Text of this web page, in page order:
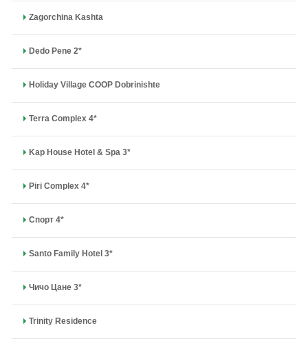
Zagorchina Kashta
Dedo Pene 2*
Holiday Village COOP Dobrinishte
Terra Complex 4*
Kap House Hotel & Spa 3*
Piri Compleх 4*
Спорт 4*
Santo Family Hotel 3*
Чичо Цане 3*
Trinity Residence